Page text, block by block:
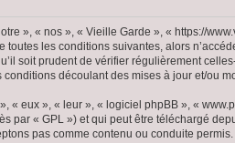
», « nos », « Vieille Garde », « https://
les conditions suivantes, alors
soit prudent de vérifier régulièrement
découlant des mises à jour et/ou
« eux », « leur », « logiciel phpBB », «
par « GPL ») et qui peut être téléchargé
pas comme contenu ou conduite